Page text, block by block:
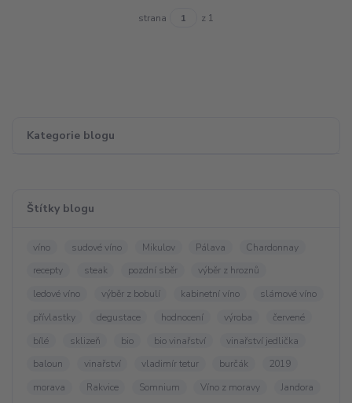
Kategorie blogu
Štítky blogu
víno sudové víno Mikulov Pálava
Chardonnay
recepty
steak pozdní sběr
výběr z hroznů
ledové víno
výběr z bobulí kabinetní víno
slámové víno
přívlastky
degustace hodnocení výroba
červené
bílé
sklizeň bio bio vinařství
vinařství jedlička
baloun
vinařství vladimír tetur burčák
2019
morava
Rakvice Somnium Víno z moravy
Jandora
strana z 1